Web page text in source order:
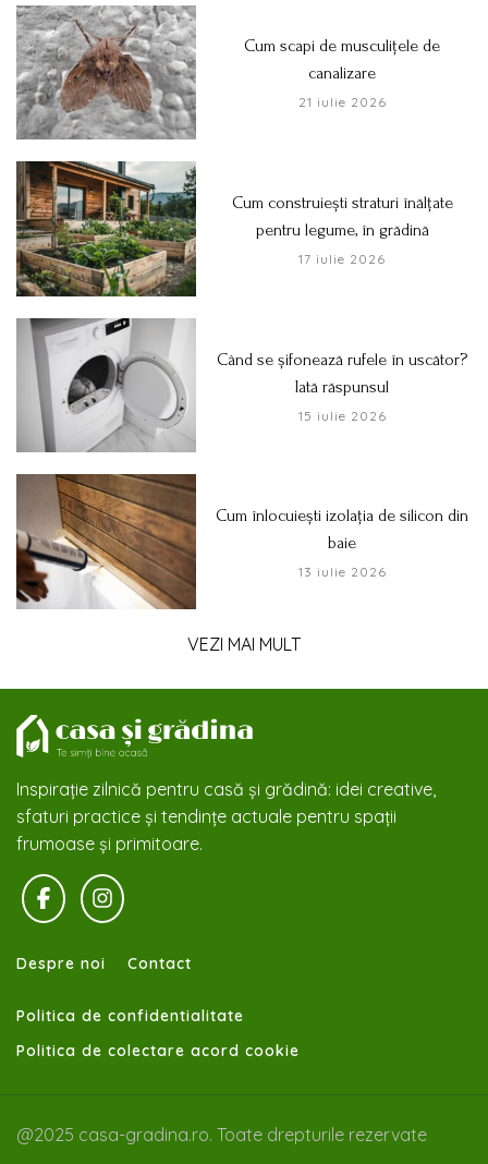
Cum scapi de musculițele de
canalizare
21 iulie 2026
Cum construiești straturi înălțate
pentru legume, în grădină
17 iulie 2026
Când se șifonează rufele în uscător?
Iată răspunsul
15 iulie 2026
Cum înlocuiești izolația de silicon din
baie
13 iulie 2026
VEZI MAI MULT
Inspirație zilnică pentru casă și grădină: idei creative,
sfaturi practice și tendințe actuale pentru spații
frumoase și primitoare.
Despre noi Contact
Politica de confidentialitate
Politica de colectare acord cookie
@2025 casa-gradina.ro. Toate drepturile rezervate